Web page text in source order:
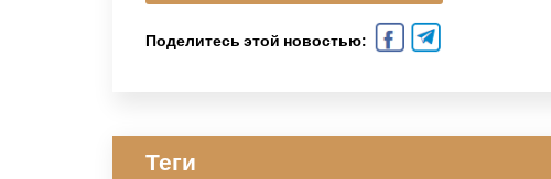
Поделитесь этой новостью:
Теги